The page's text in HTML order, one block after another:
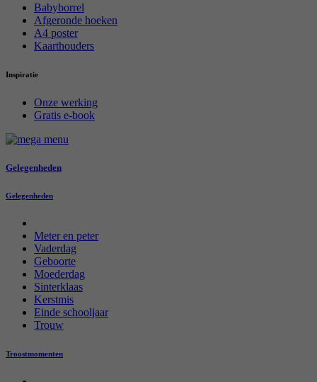
Babyborrel
Afgeronde hoeken
A4 poster
Kaarthouders
Inspiratie
Onze werking
Gratis e-book
Gelegenheden
Gelegenheden
Meter en peter
Vaderdag
Geboorte
Moederdag
Sinterklaas
Kerstmis
Einde schooljaar
Trouw
Troostmomenten